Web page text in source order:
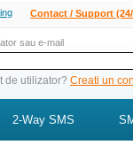
Contact / Support
sau e-mail
de utilizator? Creati un
2-Way SMS